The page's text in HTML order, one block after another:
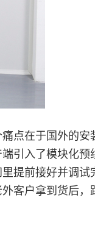
点在于国外的安
引入了模块化预
提前接好并调试
客户拿到货后，